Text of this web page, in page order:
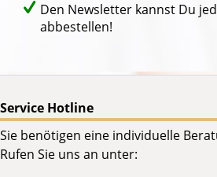
Den Newsletter kannst Du
abbestellen!
Service Hotline
Sie benötigen eine individuelle
Rufen Sie uns an unter: